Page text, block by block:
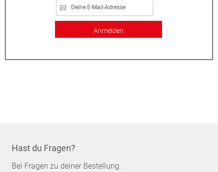
Anmelden
Hast du Fragen?
Bei Fragen zu deiner Bestellung: